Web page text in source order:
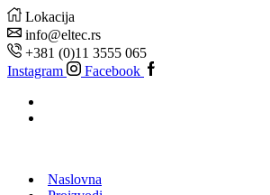
Lokacija
info@eltec.rs
+381 (0)11 3555 065
Instagram
Facebook
Naslovna